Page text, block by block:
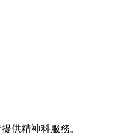
供精神科服務。